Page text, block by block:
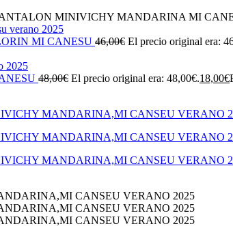
MINIVICHY MANDARINA MI
MI CANESU 46,00€ El precio original era:
48,00€ El precio original era: 48,00€.18,00€